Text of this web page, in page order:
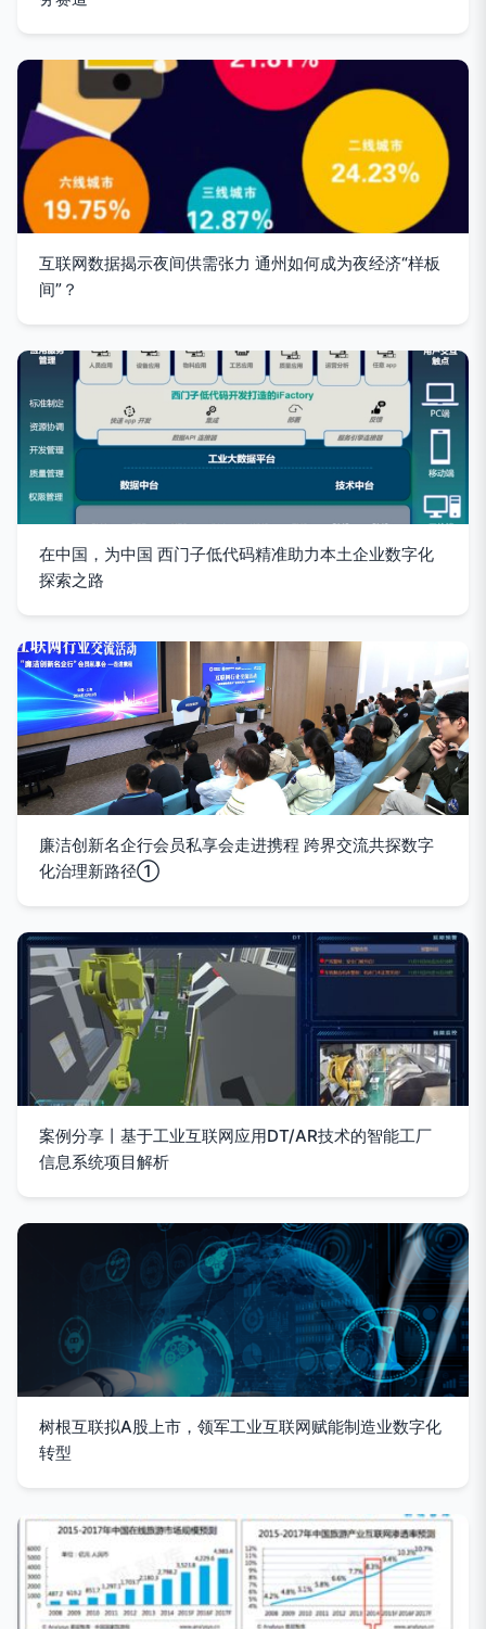
互联网数据揭示夜间供需张力 通州如何成为夜经济“样板
间”？
在中国，为中国 西门子低代码精准助力本土企业数字化
探索之路
廉洁创新名企行会员私享会走进携程 跨界交流共探数字
化治理新路径①
案例分享丨基于工业互联网应用DT/AR技术的智能工厂
信息系统项目解析
树根互联拟A股上市，领军工业互联网赋能制造业数字化
转型